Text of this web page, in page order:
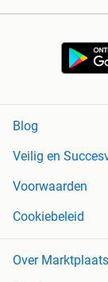
Blog
Veilig en
Voorwaarden
Cookiebeleid
Over Marktplaats